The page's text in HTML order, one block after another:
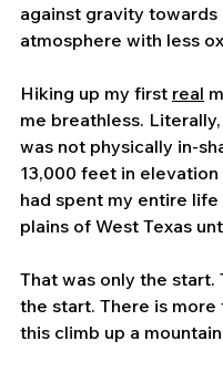
against gravity towards
atmosphere with less
Hiking up my first real
me breathless.
was not physically in-
13,000 feet in elevation
had spent my entire
plains of West Texas
That was only the start.
the start. There is more
this climb up a